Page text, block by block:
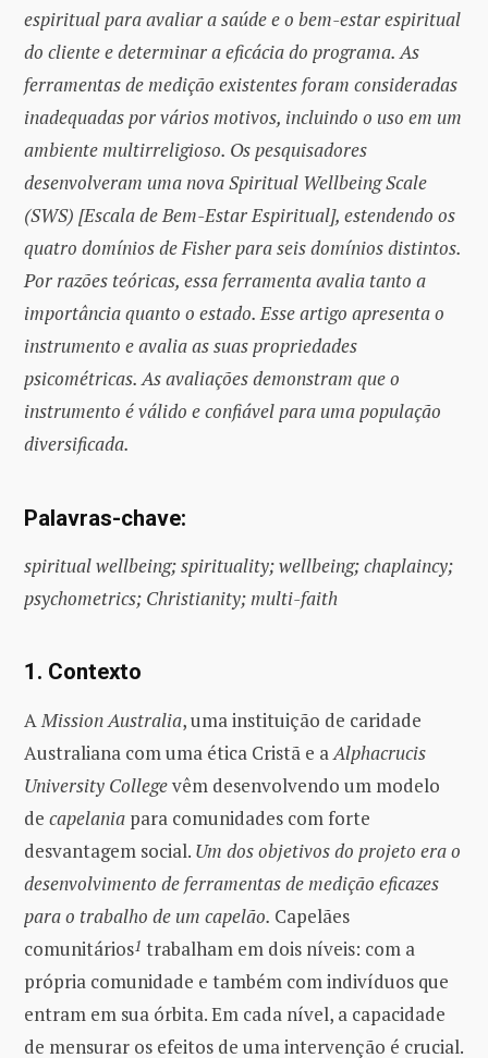
espiritual para avaliar a saúde e o bem-estar espiritual
do cliente e determinar a eficácia do programa. As
ferramentas de medição existentes foram consideradas
inadequadas por vários motivos, incluindo o uso em um
ambiente multirreligioso. Os pesquisadores
desenvolveram uma nova Spiritual Wellbeing Scale
(SWS) [Escala de Bem-Estar Espiritual], estendendo os
quatro domínios de Fisher para seis domínios distintos.
Por razões teóricas, essa ferramenta avalia tanto a
importância quanto o estado. Esse artigo apresenta o
instrumento e avalia as suas propriedades
psicométricas. As avaliações demonstram que o
instrumento é válido e confiável para uma população
diversificada.
Palavras-chave:
spiritual wellbeing; spirituality; wellbeing; chaplaincy;
psychometrics; Christianity; multi-faith
1. Contexto
A Mission Australia, uma instituição de caridade
Australiana com uma ética Cristã e a Alphacrucis
University Collegevêm desenvolvendo um modelo
de capelania para comunidades com forte
desvantagem social. Um dos objetivos do projeto era o
desenvolvimento de ferramentas de medição eficazes
para o trabalho de um capelão. Capelães
comunitários1 trabalham em dois níveis: com a
própria comunidade e também com indivíduos que
entram em sua órbita. Em cada nível, a capacidade
de mensurar os efeitos de uma intervenção é crucial.